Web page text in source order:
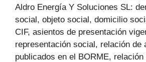
Aldro Energía Y Soluciones SL:
social, objeto social, domicilio
CIF, asientos de presentación
representación social, relación de
publicados en el BORME, relación